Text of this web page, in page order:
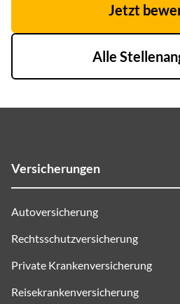
Jetzt
Alle
Versicherungen
Autoversicherung
Rechtsschutzversicherung
Private Krankenversicherung
Reisekrankenversicherung